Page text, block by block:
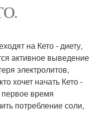
на Кето - диету,
активное выведение
электролитов,
хочет начать Кето -
время
потребление соли,